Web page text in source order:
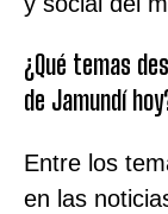
¿Qué temas
de Jamundí
Entre los
en las